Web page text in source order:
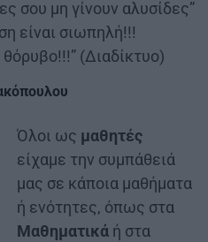
σου μη γίνουν αλυσίδες”
είναι σιωπηλή!!!
(Διαδίκτυο)
Όλοι ως μαθητές
είχαμε την συμπάθειά
μας σε κάποια μαθήματα
ή ενότητες, όπως στα
Μαθηματικά ή στα